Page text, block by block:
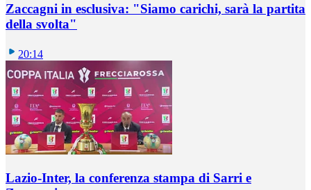
Zaccagni in esclusiva: "Siamo carichi, sarà la partita
della svolta"
20:14
Lazio-Inter, la conferenza stampa di Sarri e